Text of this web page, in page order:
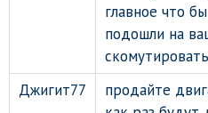
главное что
подошли на
скомутировать
Джигит77
продайте